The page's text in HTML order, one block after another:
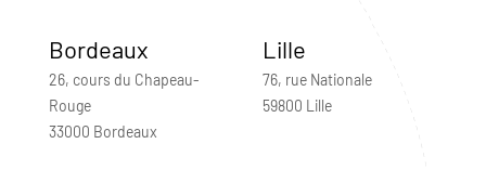
Bordeaux
26, cours du Chapeau-
Rouge
33000 Bordeaux
Lille
76, rue Nationale
59800 Lille